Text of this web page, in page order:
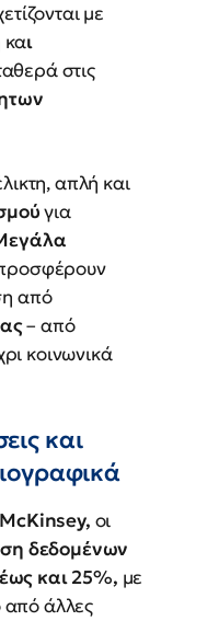
με
και
στις
απλή και
για
από
– από
κοινωνικά
και
οι
δεδομένων
και 25%, με
άλλες